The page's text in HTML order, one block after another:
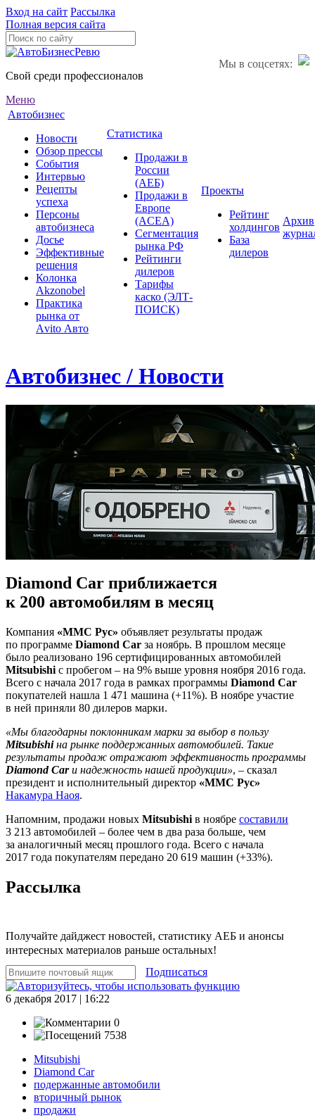
Вход на сайт Рассылка
Полная версия сайта
Мы в соцсетях:
Свой среди профессионалов
Меню
Автобизнес
Новости
Обзор прессы
События
Интервью
Рецепты
успеха
Персоны
автобизнеса
Досье
Эффективные
решения
Колонка
Akzonobel
Практика
рынка от
Аvito Авто
Статистика
Продажи в
России
(АЕБ)
Продажи в
Европе
(ACEA)
Сегментация
рынка РФ
Рейтинги
дилеров
Тарифы
каско (ЭЛТ-
ПОИСК)
Проекты
Рейтинг
холдингов
База
дилеров
Архив
Автобизнес / Новости
Diamond Car приближается
к 200 автомобилям в месяц
Компания «ММС Рус» объявляет результаты продаж
по программе Diamond Car за ноябрь. В прошлом месяце
было реализовано 196 сертифицированных автомобилей
Mitsubishi с пробегом – на 9% выше уровня ноября 2016 года.
Всего с начала 2017 года в рамках программы Diamond Car
покупателей нашла 1 471 машина (+11%). В ноябре участие
в ней приняли 80 дилеров марки.
«Мы благодарны поклонникам марки за выбор в пользу
Mitsubishiна рынке поддержанных автомобилей. Такие
результаты продаж отражают эффективность программы
Diamond Carи надежность нашей продукции», – сказал
президент и исполнительный директор «ММС Рус»
Накамура Наоя.
Напомним, продажи новых Mitsubishi в ноябре составили
3 213 автомобилей – более чем в два раза больше, чем
за аналогичный месяц прошлого года. Всего с начала
2017 года покупателям передано 20 619 машин (+33%).
Рассылка
Получайте дайджест новостей, статистику АЕБ и анонсы
интересных материалов раньше остальных!
Подписаться
6 декабря 2017 | 16:22
0
7538
Mitsubishi
Diamond Car
подержанные автомобили
вторичный рынок
продажи